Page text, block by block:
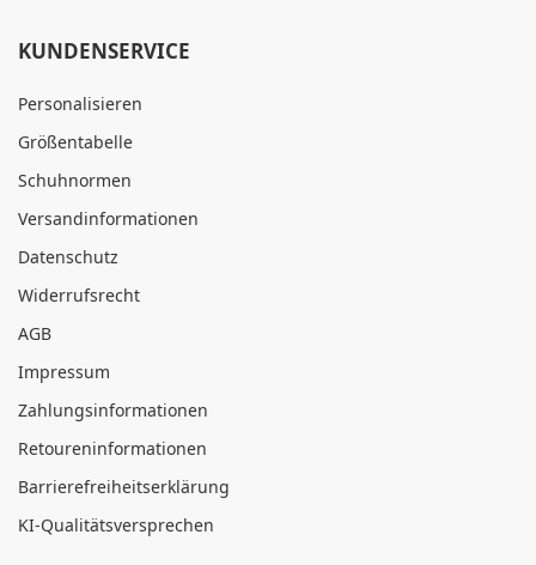
KUNDENSERVICE
Personalisieren
Größentabelle
Schuhnormen
Versandinformationen
Datenschutz
Widerrufsrecht
AGB
Impressum
Zahlungsinformationen
Retoureninformationen
Barrierefreiheitserklärung
KI-Qualitätsversprechen